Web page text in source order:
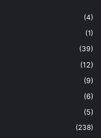
(4)
(1)
(39)
(12)
(9)
(6)
(5)
(238)